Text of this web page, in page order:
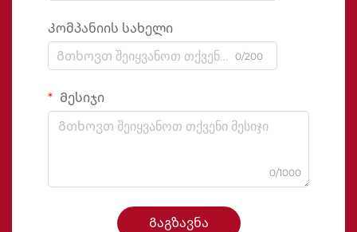
Კომპანიის სახელი
0/200
Მესიჯი
0/1000
Გაგზავნა